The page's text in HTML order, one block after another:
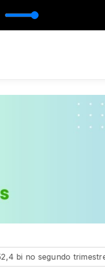
com Valérie Guandaline
no segundo trimestre